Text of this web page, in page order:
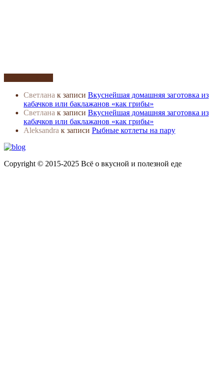
Светлана к записи Вкуснейшая домашняя заготовка из
кабачков или баклажанов «как грибы»
Светлана к записи Вкуснейшая домашняя заготовка из
кабачков или баклажанов «как грибы»
Aleksandra к записи Рыбные котлеты на пару
Copyright © 2015-2025 Всё о вкусной и полезной еде